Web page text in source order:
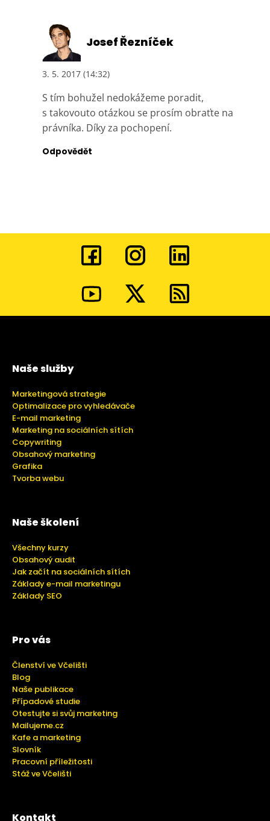
Josef Řezníček
3. 5. 2017 (14:32)
S tím bohužel nedokážeme poradit,
s takovouto otázkou se prosím obraťte na
právníka. Díky za pochopení.
Odpovědět
Naše služby
Marketingová strategie
Optimalizace pro vyhledávače
E-mail marketing
Marketing na sociálních sítích
Copywriting
Obsahový marketing
Grafika
Tvorba webu
Naše školení
Všechny kurzy
Obsahový audit
Jak začít na sociálních sítích
Základy e-mail marketingu
Základy SEO
Pro vás
Členství ve Včelišti
Blog
Naše publikace
Případové studie
Otestujte si svůj marketing
Mailujeme.cz
Kafe a marketing
Slovník
Pracovní příležitosti
Stáž ve Včelišti
Kontakt